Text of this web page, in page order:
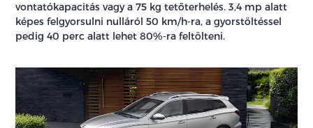
vontatókapacitás vagy a 75 kg tetőterhelés. 3,4 mp alatt
képes felgyorsulni nulláról 50 km/h-ra, a gyorstöltéssel
pedig 40 perc alatt lehet 80%-ra feltölteni.